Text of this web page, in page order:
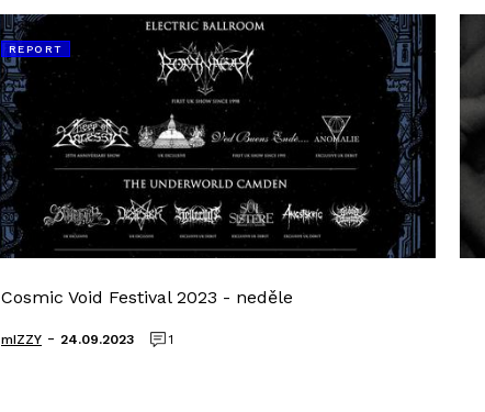
REPORT
Cosmic Void Festival 2023 - neděle
mIZZY - 24.09.2023 1